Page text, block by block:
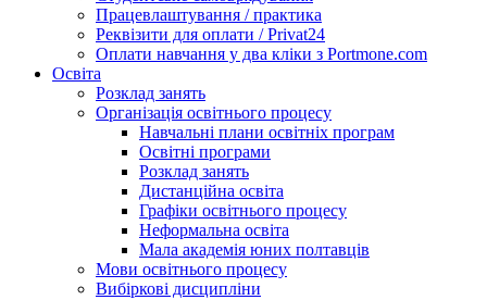
Працевлаштування / практика
Реквізити для оплати / Privat24
Оплати навчання у два кліки з Portmone.com
Освіта
Розклад занять
Організація освітнього процесу
Навчальні плани освітніх програм
Освітні програми
Розклад занять
Дистанційна освіта
Графіки освітнього процесу
Неформальна освіта
Мала академія юних полтавців
Мови освітнього процесу
Вибіркові дисципліни